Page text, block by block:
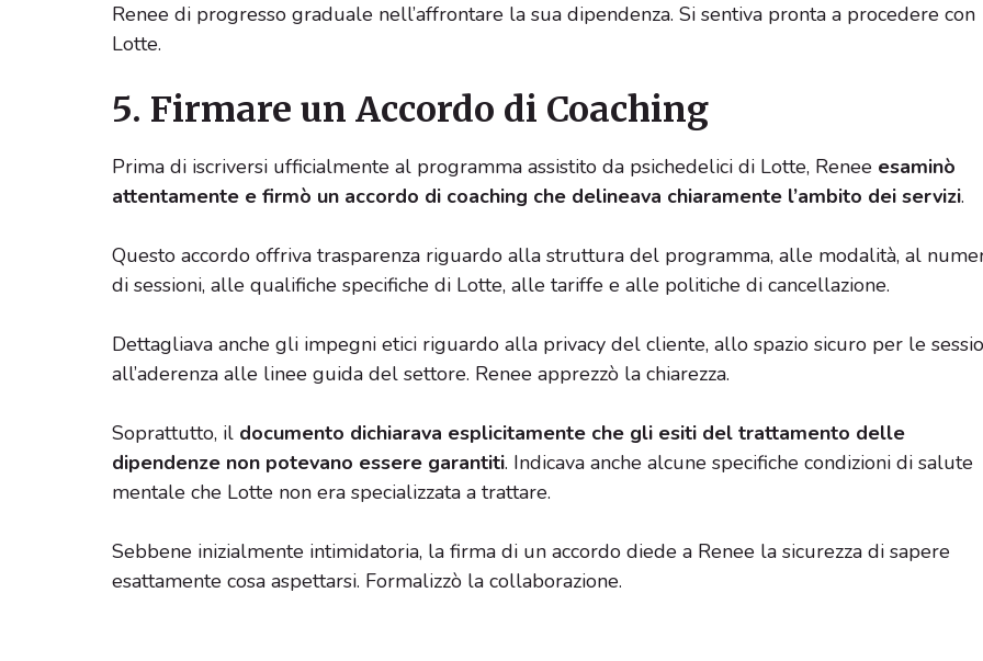
Renee di progresso graduale nell’affrontare la sua dipendenza. Si sentiva pronta a procedere con
Lotte.
5. Firmare un Accordo di Coaching
Prima di iscriversi ufficialmente al programma assistito da psichedelici di Lotte, Renee esaminò
attentamente e firmò un accordo di coaching che delineava chiaramente l’ambito dei servizi.
Questo accordo offriva trasparenza riguardo alla struttura del programma, alle modalità, al
di sessioni, alle qualifiche specifiche di Lotte, alle tariffe e alle politiche di cancellazione.
Dettagliava anche gli impegni etici riguardo alla privacy del cliente, allo spazio sicuro per le
all’aderenza alle linee guida del settore. Renee apprezzò la chiarezza.
Soprattutto, il documento dichiarava esplicitamente che gli esiti del trattamento delle
dipendenze non potevano essere garantiti. Indicava anche alcune specifiche condizioni di salute
mentale che Lotte non era specializzata a trattare.
Sebbene inizialmente intimidatoria, la firma di un accordo diede a Renee la sicurezza di sapere
esattamente cosa aspettarsi. Formalizzò la collaborazione.